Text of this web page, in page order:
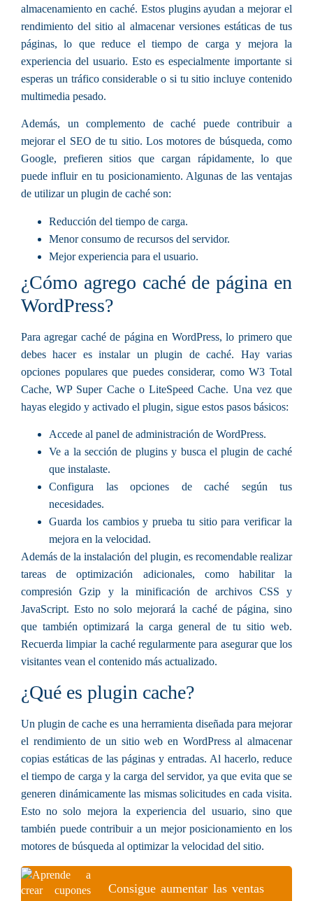
almacenamiento en caché. Estos plugins ayudan a mejorar el
rendimiento del sitio al almacenar versiones estáticas de tus
páginas, lo que reduce el tiempo de carga y mejora la
experiencia del usuario. Esto es especialmente importante si
esperas un tráfico considerable o si tu sitio incluye contenido
multimedia pesado.
Además, un complemento de caché puede contribuir a
mejorar el SEO de tu sitio. Los motores de búsqueda, como
Google, prefieren sitios que cargan rápidamente, lo que
puede influir en tu posicionamiento. Algunas de las ventajas
de utilizar un plugin de caché son:
Reducción del tiempo de carga.
Menor consumo de recursos del servidor.
Mejor experiencia para el usuario.
¿Cómo agrego caché de página en
WordPress?
Para agregar caché de página en WordPress, lo primero que
debes hacer es instalar un plugin de caché. Hay varias
opciones populares que puedes considerar, como W3 Total
Cache, WP Super Cache o LiteSpeed Cache. Una vez que
hayas elegido y activado el plugin, sigue estos pasos básicos:
Accede al panel de administración de WordPress.
Ve a la sección de plugins y busca el plugin de caché
que instalaste.
Configura las opciones de caché según tus
necesidades.
Guarda los cambios y prueba tu sitio para verificar la
mejora en la velocidad.
Además de la instalación del plugin, es recomendable realizar
tareas de optimización adicionales, como habilitar la
compresión Gzip y la minificación de archivos CSS y
JavaScript. Esto no solo mejorará la caché de página, sino
que también optimizará la carga general de tu sitio web.
Recuerda limpiar la caché regularmente para asegurar que los
visitantes vean el contenido más actualizado.
¿Qué es plugin cache?
Un plugin de cache es una herramienta diseñada para mejorar
el rendimiento de un sitio web en WordPress al almacenar
copias estáticas de las páginas y entradas. Al hacerlo, reduce
el tiempo de carga y la carga del servidor, ya que evita que se
generen dinámicamente las mismas solicitudes en cada visita.
Esto no solo mejora la experiencia del usuario, sino que
también puede contribuir a un mejor posicionamiento en los
motores de búsqueda al optimizar la velocidad del sitio.
Consigue aumentar las ventas